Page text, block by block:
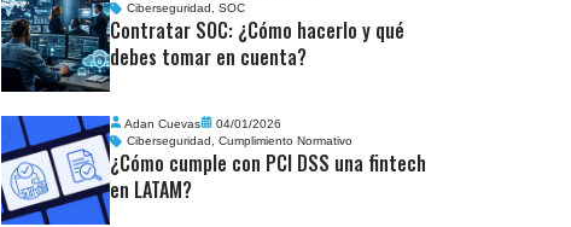
Ciberseguridad, SOC
Contratar SOC: ¿Cómo hacerlo y qué
debes tomar en cuenta?
Adan Cuevas
04/01/2026
Ciberseguridad, Cumplimiento Normativo
¿Cómo cumple con PCI DSS una fintech
en LATAM?